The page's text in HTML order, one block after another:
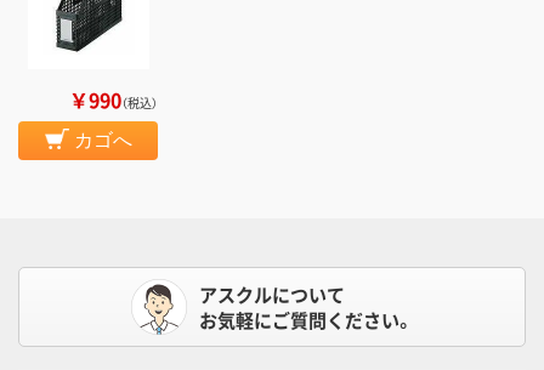
￥990（税込）
カゴへ
アスクルについて
お気軽にご質問ください。